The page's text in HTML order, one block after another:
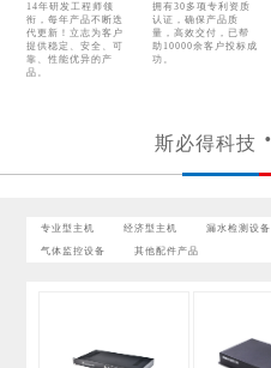
14年研发工程师领
衔，每年产品不断迭
代更新！立志为客户
提供稳定、安全、可
靠、性能优异的产
品。
拥有30多项专利资质
认证，确保产品质
量，高效交付，已帮
助10000余客户投标成
功。
斯必得科技
专业型主机 经济型主机 漏水检测设备
气体监控设备 其他配件产品